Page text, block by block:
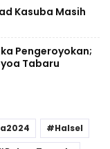
Kasuba Masih
Pengeroyokan;
Tabaru
Halsel